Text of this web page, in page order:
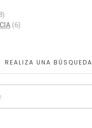
(6)
REALIZA UNA BÚSQUEDA